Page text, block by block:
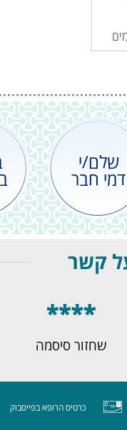
שלם/י
דמי חבר
קשר
שחזור סיסמה
כרטיס הרופא בפייסבוק